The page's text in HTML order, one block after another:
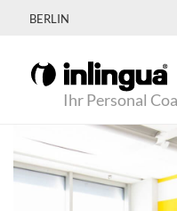
BERLIN
Ihr Personal